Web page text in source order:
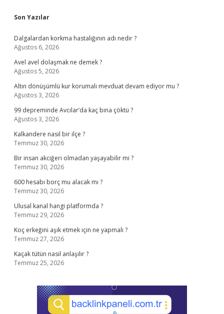
Sidebar
Son Yazılar
Dalgalardan korkma hastalığının adı nedir ?
Ağustos 6, 2026
Avel avel dolaşmak ne demek ?
Ağustos 5, 2026
Altın dönüşümlü kur korumalı mevduat devam ediyor mu ?
Ağustos 3, 2026
99 depreminde Avcılar’da kaç bina çöktü ?
Ağustos 3, 2026
Kalkandere nasıl bir ilçe ?
Temmuz 30, 2026
Bir insan akciğeri olmadan yaşayabilir mi ?
Temmuz 30, 2026
600 hesabı borç mu alacak mı ?
Temmuz 30, 2026
Ulusal kanal hangi platformda ?
Temmuz 29, 2026
Koç erkeğini aşık etmek için ne yapmalı ?
Temmuz 27, 2026
Kaçak tütün nasıl anlaşılır ?
Temmuz 25, 2026